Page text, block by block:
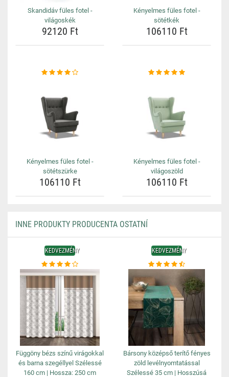
Skandidáv füles fotel -
világoskék
92120 Ft
Kényelmes füles fotel -
sötétkék
106110 Ft
Kényelmes füles fotel -
sötétszürke
106110 Ft
Kényelmes füles fotel -
világoszöld
106110 Ft
INNE PRODUKTY PRODUCENTA OSTATNÍ
KEDVEZMÉNY
Függöny bézs színű virágokkal
és barna szegéllyel Szélessé
160 cm | Hossza: 250 cm
KEDVEZMÉNY
Bársony középső terítő fényes
zöld levélnyomtatással
Szélessé 35 cm | Hosszúsá